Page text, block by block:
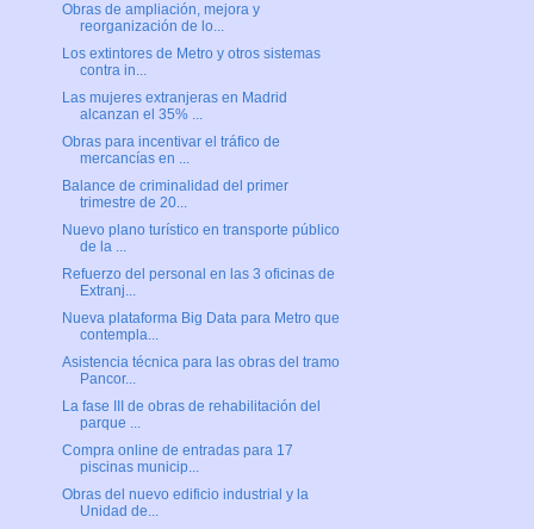
Obras de ampliación, mejora y
reorganización de lo...
Los extintores de Metro y otros sistemas
contra in...
Las mujeres extranjeras en Madrid
alcanzan el 35% ...
Obras para incentivar el tráfico de
mercancías en ...
Balance de criminalidad del primer
trimestre de 20...
Nuevo plano turístico en transporte público
de la ...
Refuerzo del personal en las 3 oficinas de
Extranj...
Nueva plataforma Big Data para Metro que
contempla...
Asistencia técnica para las obras del tramo
Pancor...
La fase III de obras de rehabilitación del
parque ...
Compra online de entradas para 17
piscinas municip...
Obras del nuevo edificio industrial y la
Unidad de...